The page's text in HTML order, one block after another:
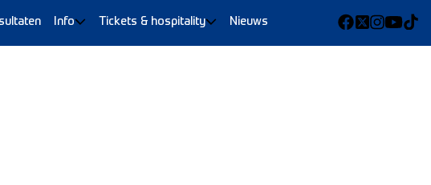
Info Tickets & hospitality Nieuws